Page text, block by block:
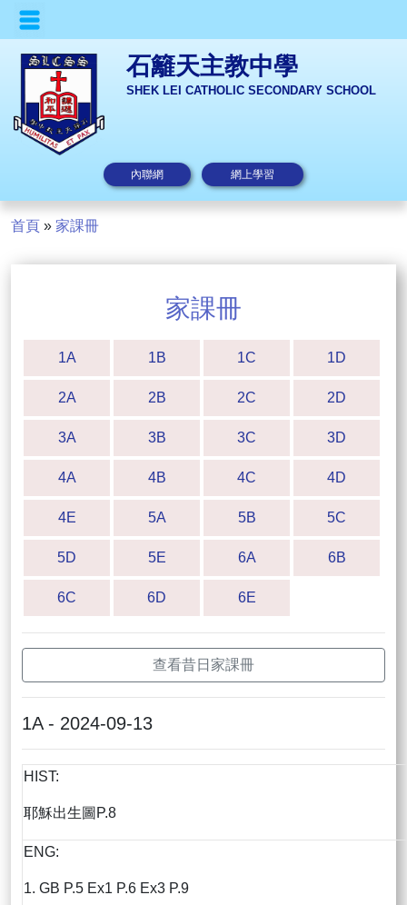
石籬天主教中學
SHEK LEI CATHOLIC SECONDARY SCHOOL
內聯網 網上學習
首頁 » 家課冊
家課冊
1A 1B 1C 1D
2A 2B 2C 2D
3A 3B 3C 3D
4A 4B 4C 4D
4E 5A 5B 5C
5D 5E 6A 6B
6C 6D 6E
查看昔日家課冊
1A - 2024-09-13
HIST:
耶穌出生圖P.8
ENG:
1. GB P.5 Ex1 P.6 Ex3 P.9